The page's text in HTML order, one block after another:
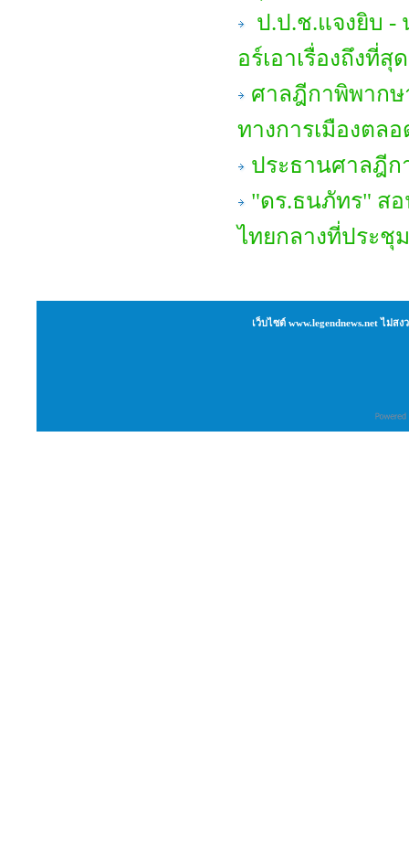
ป.ป.ช.แจงยิบ -
อร์เอาเรื่องถึงที่
ศาลฎีกาพิพากษ
ทางการเมืองตล
ประธานศาลฎีก
"ดร.ธนภัทร" สอ
ไทยกลางที่ประชุ
เว็บไซต์ www.legendnews.net ไม่